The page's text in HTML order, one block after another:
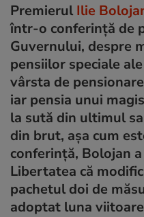
Premierul Ilie
într-o conferință de
Guvernului, despre
pensiilor speciale
vârsta de
iar pensia unui
la sută din ultimul
din brut, așa cum
conferință, Bolojan
Libertatea că
pachetul doi de
adoptat luna